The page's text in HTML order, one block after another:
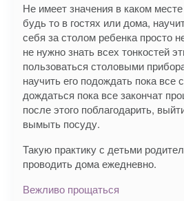
Не имеет значения в каком
будь то в гостях или дома,
себя за столом ребенка просто
не нужно знать всех тонкостей
пользоваться столовыми
научить его подождать пока все
дождаться пока все закончат
после этого поблагодарить,
вымыть посуду.
Такую практику с детьми
проводить дома ежедневно.
Вежливо прощаться